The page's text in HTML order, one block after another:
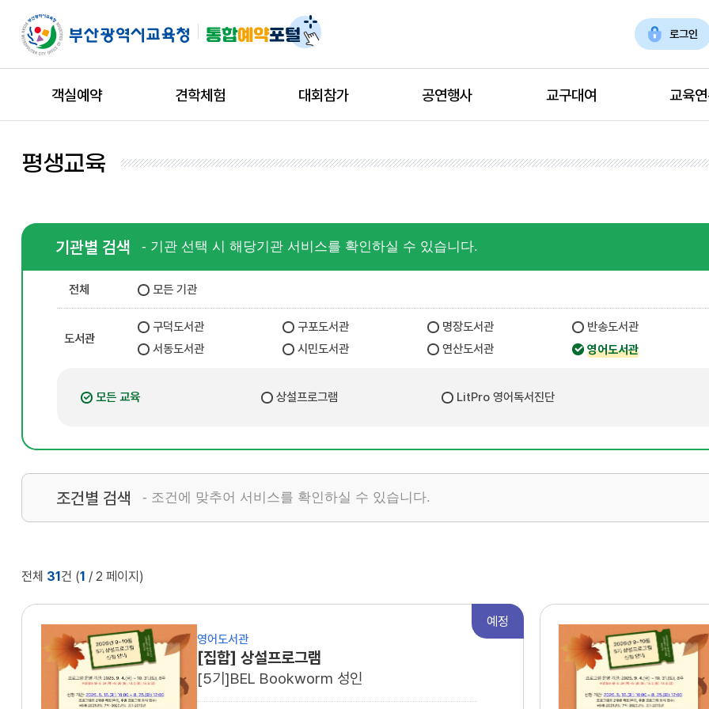
로그인
객실예약 견학체험 대회참가 공연행사 교구대여 교육
평생교육
기관별 검색 - 기관 선택 시 해당기관 서비스를 확인하실 수 있습니다.
전체 모든 기관
도서관
구덕도서관 구포도서관 명장도서관
반송도서관
서동도서관
시민도서관 연산도서관 영어도서관
모든 교육 상설프로그램 LitPro 영어독서진단
조건별 검색 - 조건에 맞추어 서비스를 확인하실 수 있습니다.
전체 31건 (1 / 2 페이지)
영어도서관
[집합] 상설프로그램
[5기]BEL Bookworm 성인
예정